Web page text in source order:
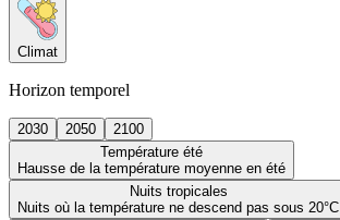
Climat
Horizon temporel
2030 2050
2100
Température été
Hausse de la température moyenne en été
Nuits tropicales
Nuits où la température ne descend pas sous 20°C